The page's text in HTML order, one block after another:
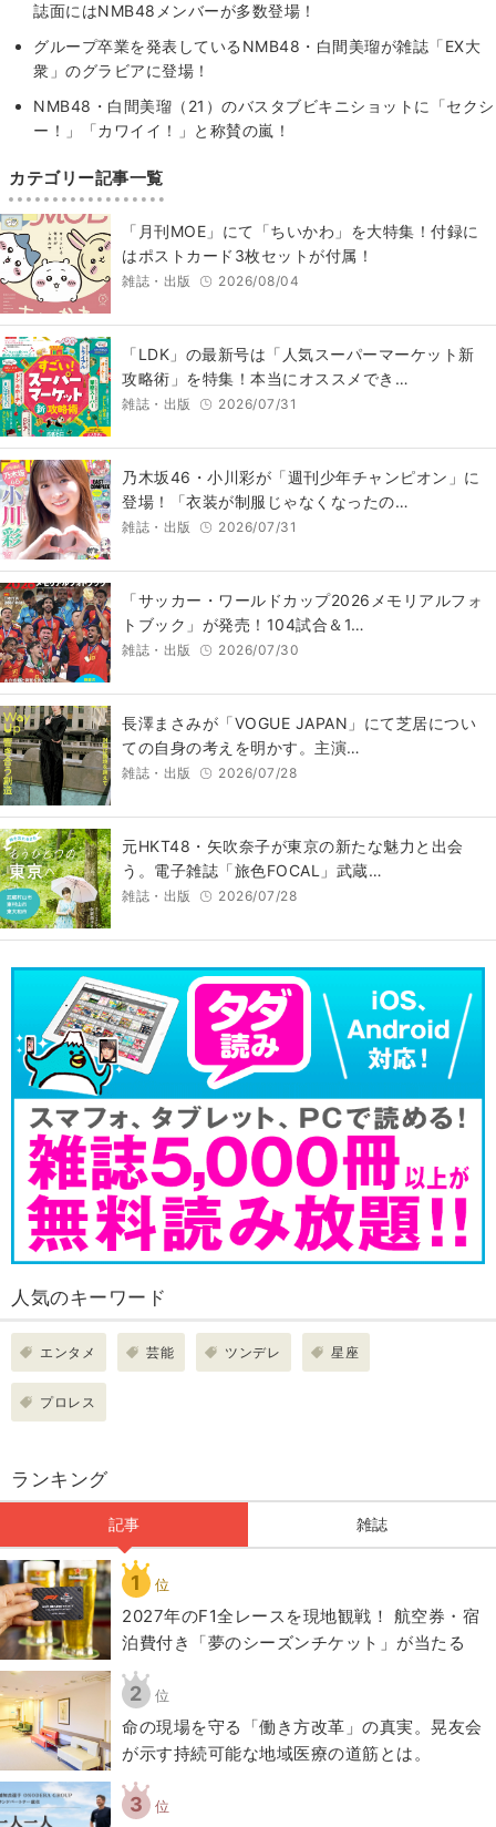
誌面にはNMB48メンバーが多数登場！
グループ卒業を発表しているNMB48・白間美瑠が雑誌「EX大
衆」のグラビアに登場！
NMB48・白間美瑠（21）のバスタブビキニショットに「セクシ
ー！」「カワイイ！」と称賛の嵐！
カテゴリー記事一覧
「月刊MOE」にて「ちいかわ」を大特集！付録に
はポストカード3枚セットが付属！
雑誌・出版 2026/08/04
「LDK」の最新号は「人気スーパーマーケット新
攻略術」を特集！本当にオススメでき…
雑誌・出版 2026/07/31
乃木坂46・小川彩が「週刊少年チャンピオン」に
登場！「衣装が制服じゃなくなったの…
雑誌・出版 2026/07/31
「サッカー・ワールドカップ2026メモリアルフォ
トブック」が発売！104試合＆1…
雑誌・出版 2026/07/30
長澤まさみが「VOGUE JAPAN」にて芝居につい
ての自身の考えを明かす。主演…
雑誌・出版 2026/07/28
元HKT48・矢吹奈子が東京の新たな魅力と出会
う。電子雑誌「旅色FOCAL」武蔵…
雑誌・出版 2026/07/28
人気のキーワード
エンタメ 芸能 ツンデレ 星座
プロレス
ランキング
記事 雑誌
1 位
2027年のF1全レースを現地観戦！ 航空券・宿
泊費付き「夢のシーズンチケット」が当たる
2 位
​命の現場を守る「働き方改革」の真実。晃友会
が示す持続可能な地域医療の道筋とは。
3 位